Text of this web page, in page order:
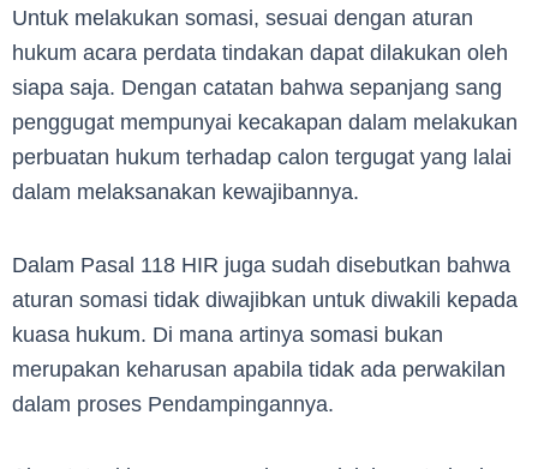
Untuk melakukan somasi, sesuai dengan aturan
hukum acara perdata tindakan dapat dilakukan oleh
siapa saja. Dengan catatan bahwa sepanjang sang
penggugat mempunyai kecakapan dalam melakukan
perbuatan hukum terhadap calon tergugat yang lalai
dalam melaksanakan kewajibannya.
Dalam Pasal 118 HIR juga sudah disebutkan bahwa
aturan somasi tidak diwajibkan untuk diwakili kepada
kuasa hukum. Di mana artinya somasi bukan
merupakan keharusan apabila tidak ada perwakilan
dalam proses Pendampingannya.